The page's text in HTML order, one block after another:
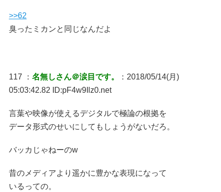
>>62
臭ったミカンと同じなんだよ
117 ： 名無しさん＠涙目です。
：2018/05/14(月)
05:03:42.82 ID:pF4w9Ilz0.net
言葉や映像が使えるデジタルで極論の根拠を
データ形式のせいにしてもしょうがないだろ。
バッカじゃねーのw
昔のメディアより遥かに豊かな表現になって
いるっての。